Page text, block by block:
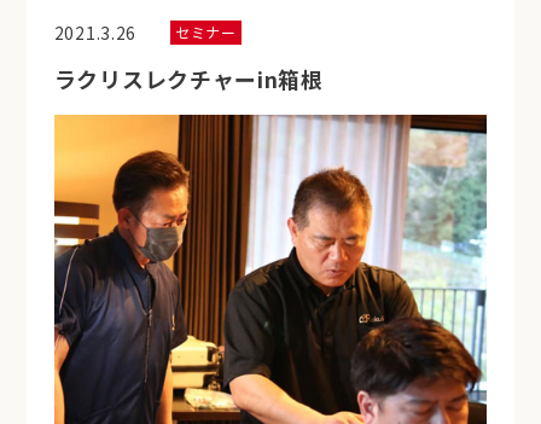
2021.3.26 セミナー
ラクリスレクチャーin箱根